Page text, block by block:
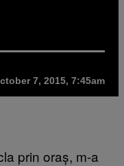
7, 2015, 7:45am
prin oraș, m-a